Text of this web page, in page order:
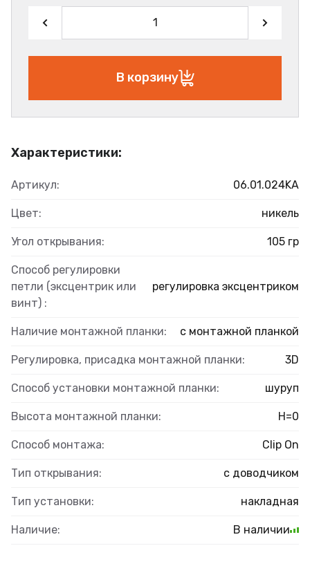
Характеристики:
Артикул: 06.01.024KA
Цвет: никель
Угол открывания: 105 гр
Способ регулировки
петли (эксцентрик или
винт) :
регулировка эксцентриком
Наличие монтажной планки: с монтажной планкой
Регулировка, присадка монтажной планки: 3D
Способ установки монтажной планки: шуруп
Высота монтажной планки: H=0
Способ монтажа: Clip On
Тип открывания: с доводчиком
Тип установки: накладная
Наличие: В наличии
В корзину